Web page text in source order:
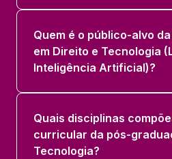
Quem é o público-alvo
em Direito e Tecnologia
Inteligência Artificial)?
Quais disciplinas
curricular da pós-
Tecnologia?